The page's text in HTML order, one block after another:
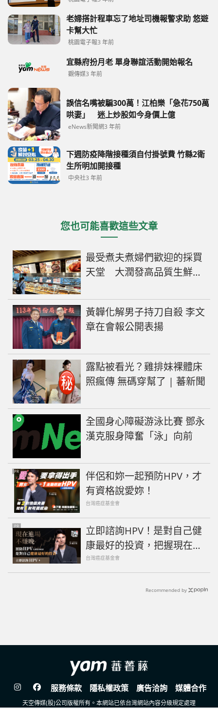
老婦搭計程車忘了地址司機報警求助 悠遊
卡幫大忙
桃園電子報3 年前
宜縣府扮月老 單身聯誼活動開始報名
觀傳媒3 年前
誤信名嘴被騙300萬！江柏樂「急花750萬
哄妻」 迷上炒股如今身價上億
eNews新聞網3 年前
下週防疫降階接種須自付掛號費 竹縣2衛
生所明加開接種
中央社3 年前
您也可能喜歡這些文章
最受煮夫煮婦們歡迎的採買
天堂 大潤發高品質生鮮熟
黃韡化解男子持刀自殺 李文
章在會報公開表揚
露點被看光？雞排妹裸體床
照瘋傳 無碼穿幫了 | 蕃新聞
全國身心障礙游泳比賽 鄧永
漢克服身障奮「泳」向前
PR
伴侶和妳一起預防HPV，才
有資格說愛妳！
台灣癌症基金會
PR
立即諮詢HPV！是對自己健
康最好的投資，把握現在不
嫌晚！
台灣癌症基金會
Recommended by
服務條款 隱私權政策 廣告洽詢 媒體合作
天空傳媒(股)公司版權所有。本網站已依台灣網站內容分級規定處理